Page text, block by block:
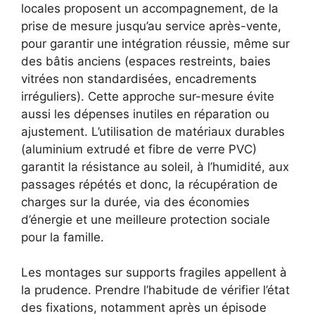
locales proposent un accompagnement, de la
prise de mesure jusqu’au service après-vente,
pour garantir une intégration réussie, même sur
des bâtis anciens (espaces restreints, baies
vitrées non standardisées, encadrements
irréguliers). Cette approche sur-mesure évite
aussi les dépenses inutiles en réparation ou
ajustement. L’utilisation de matériaux durables
(aluminium extrudé et fibre de verre PVC)
garantit la résistance au soleil, à l’humidité, aux
passages répétés et donc, la récupération de
charges sur la durée, via des économies
d’énergie et une meilleure protection sociale
pour la famille.
Les montages sur supports fragiles appellent à
la prudence. Prendre l’habitude de vérifier l’état
des fixations, notamment après un épisode